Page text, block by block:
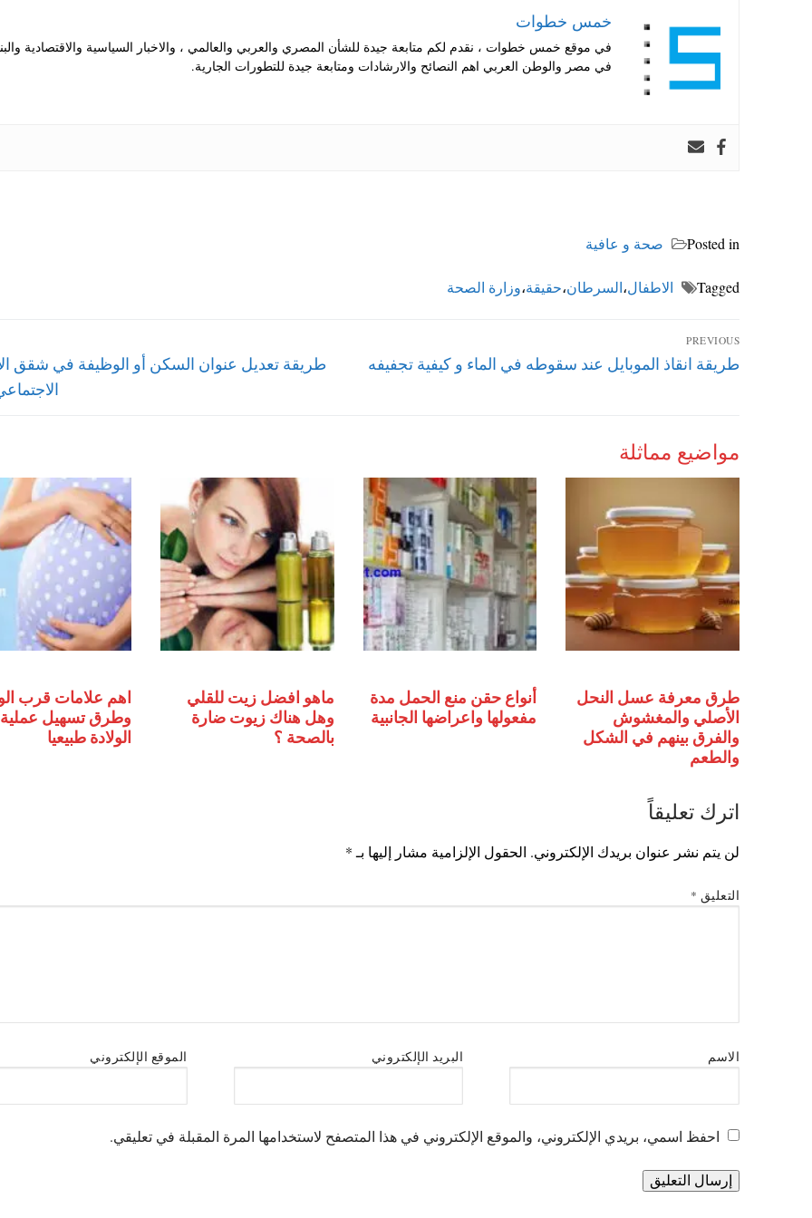
خمس خطوات
في موقع خمس خطوات ، نقدم لكم متابعة جيدة للشأن المصري والعربي والعالمي ، والاخبار السياسية والاقتصادية
في مصر والوطن العربي اهم النصائح والارشادات ومتابعة جيدة للتطورات الجارية.
Posted in صحة و عافية
Tagged الاطفال،السرطان،حقيقة،وزارة الصحة
تصفّح
المقالات
PREVIOUS
Previous
طريقة انقاذ الموبايل عند سقوطه في الماء و كيفية تجفيفه
Next
طريقة تعديل عنوان السكن أو الوظيفة في شقق
الاجتماعي
مواضيع مماثلة
طرق معرفة عسل النحل
الأصلي والمغشوش
والفرق بينهم في الشكل
والطعم
أنواع حقن منع الحمل مدة
مفعولها واعراضها الجانبية
ماهو افضل زيت للقلي
وهل هناك زيوت ضارة
بالصحة ؟
اهم علامات قرب
وطرق تسهيل عملية
الولادة طبيعيا
اترك تعليقاً
لن يتم نشر عنوان بريدك الإلكتروني. الحقول الإلزامية مشار إليها بـ *
التعليق *
الاسم البريد الإلكتروني الموقع الإلكتروني
احفظ اسمي، بريدي الإلكتروني، والموقع الإلكتروني في هذا المتصفح لاستخدامها المرة المقبلة في تعليقي.